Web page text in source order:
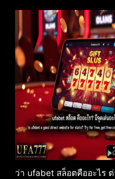
ว่า ufabet สล็อตคืออะไร